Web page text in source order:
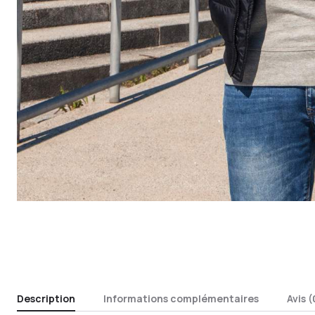
Description Informations complémentaires Avis